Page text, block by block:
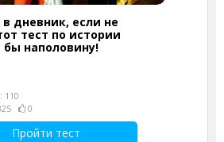
дневник, если не
тест по истории
бы наполовину!
110
0
Пройти тест